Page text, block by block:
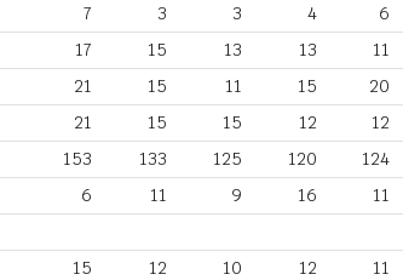
7 3 3 4 6
17 15 13 13 11
21 15 11 15 20
21 15 15 12 12
153 133 125 120 124
6 11 9 16 11
15 12 10 12 11